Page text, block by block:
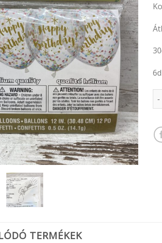
TERMÉKEK